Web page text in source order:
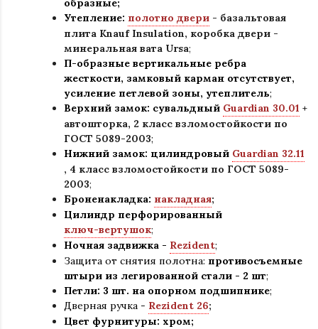
образные;
Утепление: полотно двери - базальтовая
плита Knauf Insulation, коробка двери -
минеральная вата Ursa;
П-образные вертикальные ребра
жесткости, замковый карман отсутствует,
усиление петлевой зоны, утеплитель;
Верхний замок: сувальдный Guardian 30.01 +
автошторка, 2 класс взломостойкости по
ГОСТ 5089-2003;
Нижний замок: цилиндровый Guardian 32.11
, 4 класс взломостойкости по ГОСТ 5089-
2003;
Броненакладка: накладная;
Цилиндр перфорированный
ключ-вертушок;
Ночная задвижка - Rezident;
Защита от снятия полотна: противосъемные
штыри из легированной стали - 2 шт;
Петли: 3 шт. на опорном подшипнике;
Дверная ручка - Rezident 26;
Цвет фурнитуры: хром;